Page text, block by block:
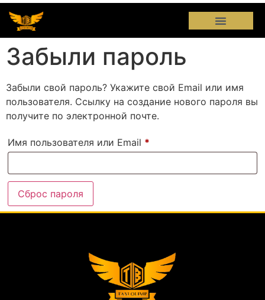
Забыли пароль
Забыли свой пароль? Укажите свой Email или имя
пользователя. Ссылку на создание нового пароля вы
получите по электронной почте.
Имя пользователя или Email *
Сброс пароля